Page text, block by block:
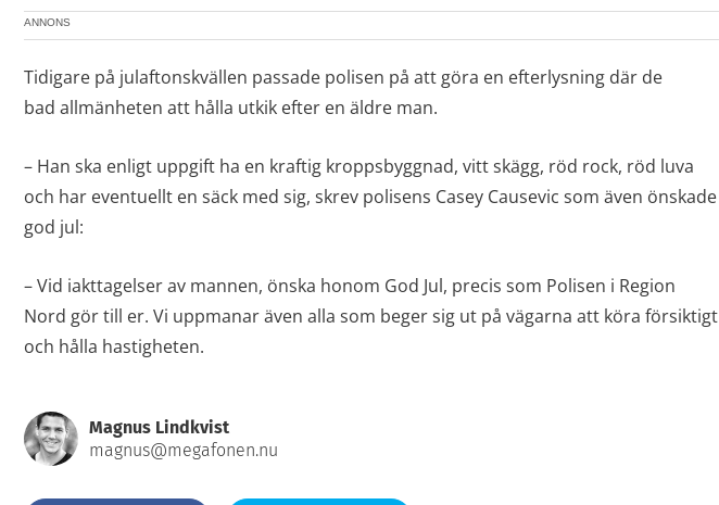
ANNONS
Tidigare på julaftonskvällen passade polisen på att göra en efterlysning där de
bad allmänheten att hålla utkik efter en äldre man.
– Han ska enligt uppgift ha en kraftig kroppsbyggnad, vitt skägg, röd rock, röd luva
och har eventuellt en säck med sig, skrev polisens Casey Causevic som även önskade
god jul:
– Vid iakttagelser av mannen, önska honom God Jul, precis som Polisen i Region
Nord gör till er. Vi uppmanar även alla som beger sig ut på vägarna att köra försiktigt
och hålla hastigheten.
Magnus Lindkvist
magnus@megafonen.nu